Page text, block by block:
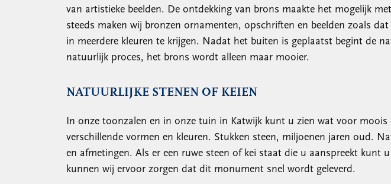
van artistieke beelden. De ontdekking van brons maakte het mogelijk
steeds maken wij bronzen ornamenten, opschriften en beelden zoals
in meerdere kleuren te krijgen. Nadat het buiten is geplaatst begint de
natuurlijk proces, het brons wordt alleen maar mooier.
NATUURLIJKE STENEN OF KEIEN
In onze toonzalen en in onze tuin in Katwijk kunt u zien wat voor
verschillende vormen en kleuren. Stukken steen, miljoenen jaren oud.
en afmetingen. Als er een ruwe steen of kei staat die u aanspreekt kunt
kunnen wij ervoor zorgen dat dit monument snel wordt geleverd.